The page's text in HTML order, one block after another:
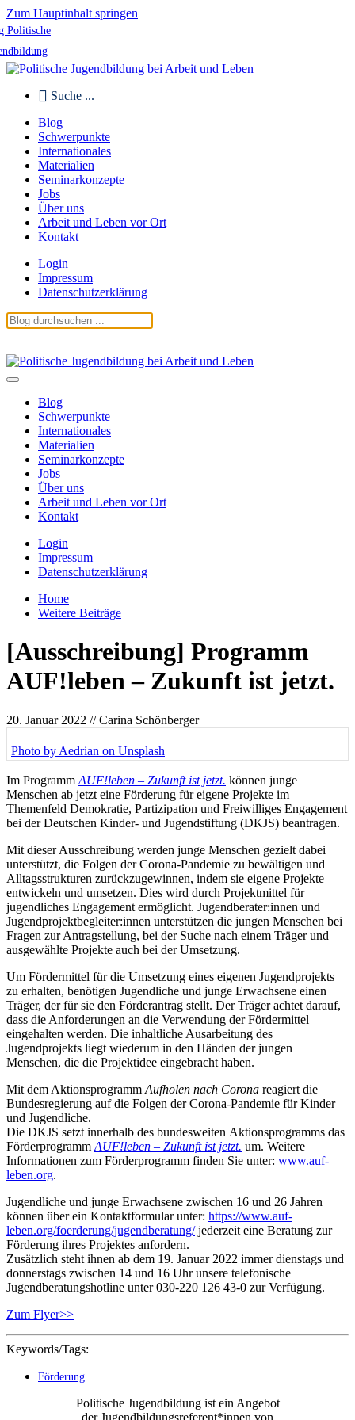
Zum Hauptinhalt springen
Politische
Suche ...
Blog
Schwerpunkte
Internationales
Materialien
Seminarkonzepte
Jobs
Über uns
Arbeit und Leben vor Ort
Kontakt
Login
Impressum
Datenschutzerklärung
Blog
Schwerpunkte
Internationales
Materialien
Seminarkonzepte
Jobs
Über uns
Arbeit und Leben vor Ort
Kontakt
Login
Impressum
Datenschutzerklärung
Home
Weitere Beiträge
[Ausschreibung] Programm
AUF!leben – Zukunft ist jetzt.
20. Januar 2022 // Carina Schönberger
Photo by Aedrian on Unsplash
Im Programm AUF!leben – Zukunft ist jetzt. können junge
Menschen ab jetzt eine Förderung für eigene Projekte im
Themenfeld Demokratie, Partizipation und Freiwilliges Engagement
bei der Deutschen Kinder- und Jugendstiftung (DKJS) beantragen.
Mit dieser Ausschreibung werden junge Menschen gezielt dabei
unterstützt, die Folgen der Corona-Pandemie zu bewältigen und
Alltagsstrukturen zurückzugewinnen, indem sie eigene Projekte
entwickeln und umsetzen. Dies wird durch Projektmittel für
jugendliches Engagement ermöglicht. Jugendberater:innen und
Jugendprojektbegleiter:innen unterstützen die jungen Menschen bei
Fragen zur Antragstellung, bei der Suche nach einem Träger und
ausgewählte Projekte auch bei der Umsetzung.
Um Fördermittel für die Umsetzung eines eigenen Jugendprojekts
zu erhalten, benötigen Jugendliche und junge Erwachsene einen
Träger, der für sie den Förderantrag stellt. Der Träger achtet darauf,
dass die Anforderungen an die Verwendung der Fördermittel
eingehalten werden. Die inhaltliche Ausarbeitung des
Jugendprojekts liegt wiederum in den Händen der jungen
Menschen, die die Projektidee eingebracht haben.
Mit dem Aktionsprogramm Aufholen nach Corona reagiert die
Bundesregierung auf die Folgen der Corona-Pandemie für Kinder
und Jugendliche.
Die DKJS setzt innerhalb des bundesweiten Aktionsprogramms das
Förderprogramm AUF!leben – Zukunft ist jetzt. um. Weitere
Informationen zum Förderprogramm finden Sie unter: www.auf-
leben.org.
Jugendliche und junge Erwachsene zwischen 16 und 26 Jahren
können über ein Kontaktformular unter: https://www.auf-
leben.org/foerderung/jugendberatung/jederzeit eine Beratung zur
Förderung ihres Projektes anfordern.
Zusätzlich steht ihnen ab dem 19. Januar 2022 immer dienstags und
donnerstags zwischen 14 und 16 Uhr unsere telefonische
Jugendberatungshotline unter 030-220 126 43-0 zur Verfügung.
Zum Flyer>>
Keywords/Tags:
Förderung
Politische Jugendbildung ist ein Angebot
der Jugendbildungsreferent*innen von